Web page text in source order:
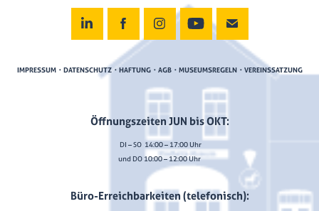
IMPRESSUM・DATENSCHUTZ・HAFTUNG・AGB・MUSEUMSREGELN・VEREINSSATZUNG
Öffnungszeiten JUN bis OKT:
DI – SO 14:00 – 17:00 Uhr
und DO 10:00 – 12:00 Uhr
Büro-Erreichbarkeiten (telefonisch):